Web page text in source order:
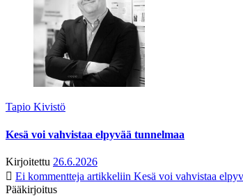
Tapio Kivistö
Kesä voi vahvistaa elpyvää tunnelmaa
Kirjoitettu 26.6.2026
Ei kommentteja artikkeliin Kesä voi vahvistaa
Pääkirjoitus